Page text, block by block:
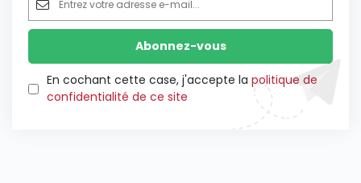
En cochant cette case, j'accepte la politique de
confidentialité de ce site